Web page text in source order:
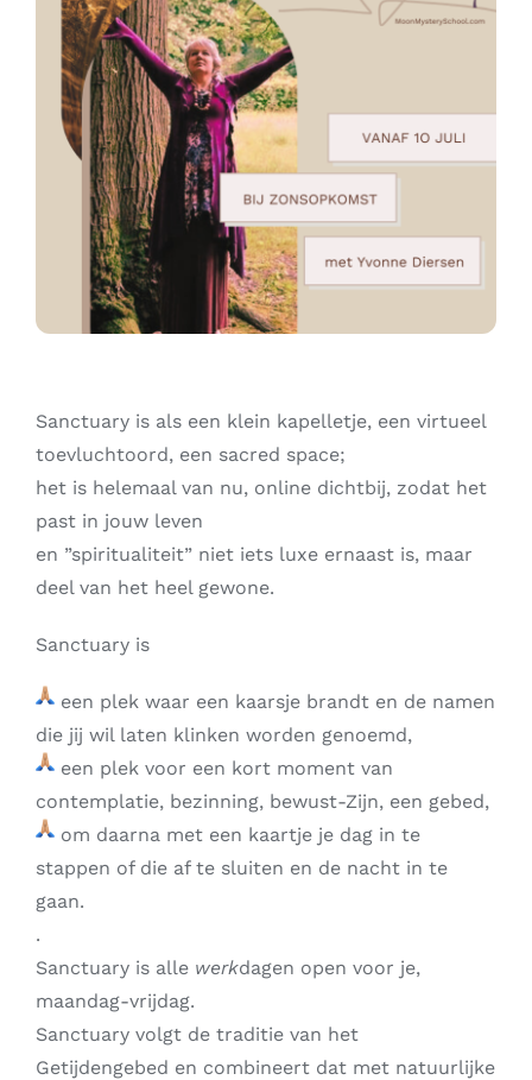
Contact
Zoeken
Sanctuary is als een klein kapelletje, een virtueel
toevluchtoord, een sacred space;
het is helemaal van nu, online dichtbij, zodat het
past in jouw leven
en ”spiritualiteit” niet iets luxe ernaast is, maar
deel van het heel gewone.
Sanctuary is
een plek waar een kaarsje brandt en de namen
die jij wil laten klinken worden genoemd,
een plek voor een kort moment van
contemplatie, bezinning, bewust-Zijn, een gebed,
om daarna met een kaartje je dag in te
stappen of die af te sluiten en de nacht in te
gaan.
.
Sanctuary is alle werkdagen open voor je,
maandag-vrijdag.
Sanctuary volgt de traditie van het
Getijdengebed en combineert dat met natuurlijke